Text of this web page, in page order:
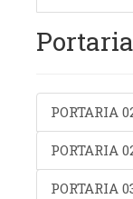
PORTARIA
PORTARIA
PORTARIA